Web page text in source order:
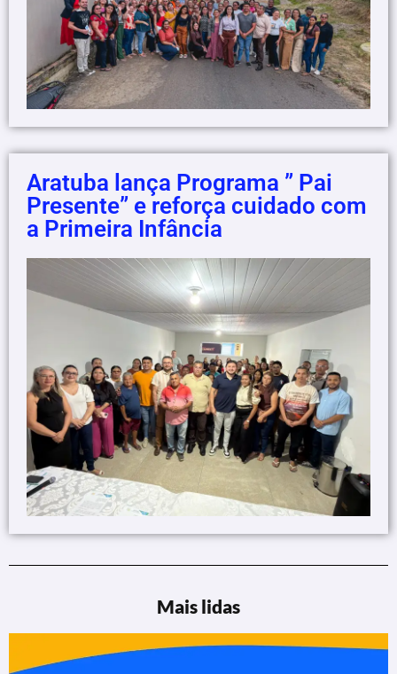
Aratuba lança Programa ” Pai
Presente” e reforça cuidado com
a Primeira Infância
Mais lidas